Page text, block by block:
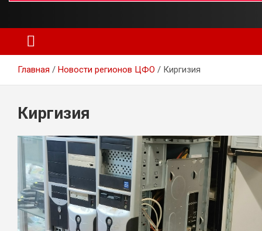
Главная Новости регионов ЦФО Киргизия
Киргизия